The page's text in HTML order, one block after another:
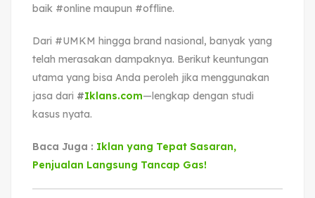
baik #online maupun #offline.
Dari #UMKM hingga brand nasional, banyak yang
telah merasakan dampaknya. Berikut keuntungan
utama yang bisa Anda peroleh jika menggunakan
jasa dari #Iklans.com—lengkap dengan studi
kasus nyata.
Baca Juga : Iklan yang Tepat Sasaran,
Penjualan Langsung Tancap Gas!